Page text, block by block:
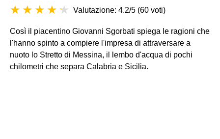
Valutazione: 4.2/5 (60 voti)
Così il piacentino Giovanni Sgorbati spiega le ragioni che
l'hanno spinto a compiere l'impresa di attraversare a
nuoto lo Stretto di Messina, il lembo d'acqua di pochi
chilometri che separa Calabria e Sicilia.